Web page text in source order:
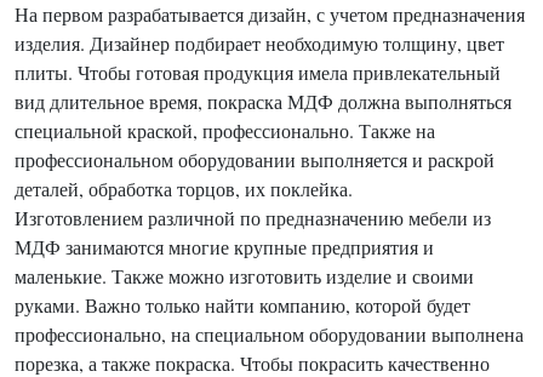
На первом разрабатывается дизайн, с учетом предназначения
изделия. Дизайнер подбирает необходимую толщину, цвет
плиты. Чтобы готовая продукция имела привлекательный
вид длительное время, покраска МДФ должна выполняться
специальной краской, профессионально. Также на
профессиональном оборудовании выполняется и раскрой
деталей, обработка торцов, их поклейка.
Изготовлением различной по предназначению мебели из
МДФ занимаются многие крупные предприятия и
маленькие. Также можно изготовить изделие и своими
руками. Важно только найти компанию, которой будет
профессионально, на специальном оборудовании выполнена
порезка, а также покраска. Чтобы покрасить качественно